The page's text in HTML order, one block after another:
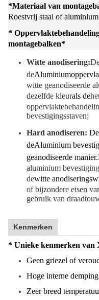
*Materiaal van
Roestvrij staal of
*
montagebalken*
Witte anodisering:
de
witte geanodiseerde
dezelfde kleurals de
bevestigingsstaven;
Hard anodiseren:
deAluminium
geanodiseerde manier.
aluminium
dewitte
of bijzondere eisen
gebruik van
Kenmerken
* Unieke kenmerken van
Geen griezel of
Hoge interne
Zeer breed